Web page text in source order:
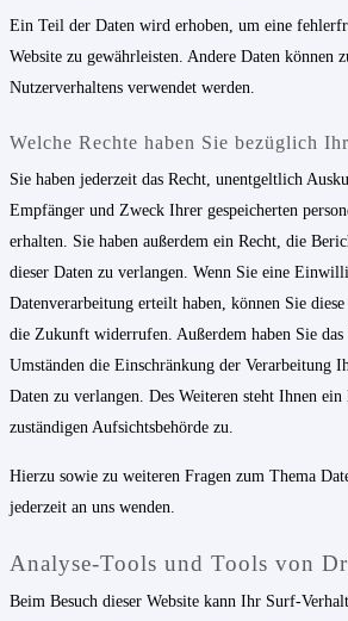
Ein Teil der Daten wird erhoben, um eine
Website zu gewährleisten. Andere Daten können
Nutzerverhaltens verwendet werden.
Welche Rechte haben Sie bezüglich
Sie haben jederzeit das Recht, unentgeltlich
Empfänger und Zweck Ihrer gespeicherten
erhalten. Sie haben außerdem ein Recht, die
dieser Daten zu verlangen. Wenn Sie eine
Datenverarbeitung erteilt haben, können Sie
die Zukunft widerrufen. Außerdem haben Sie
Umständen die Einschränkung der Verarbeitung
Daten zu verlangen. Des Weiteren steht Ihnen ein
zuständigen Aufsichtsbehörde zu.
Hierzu sowie zu weiteren Fragen zum Thema
jederzeit an uns wenden.
Analyse-Tools und Tools von
Beim Besuch dieser Website kann Ihr Surf-